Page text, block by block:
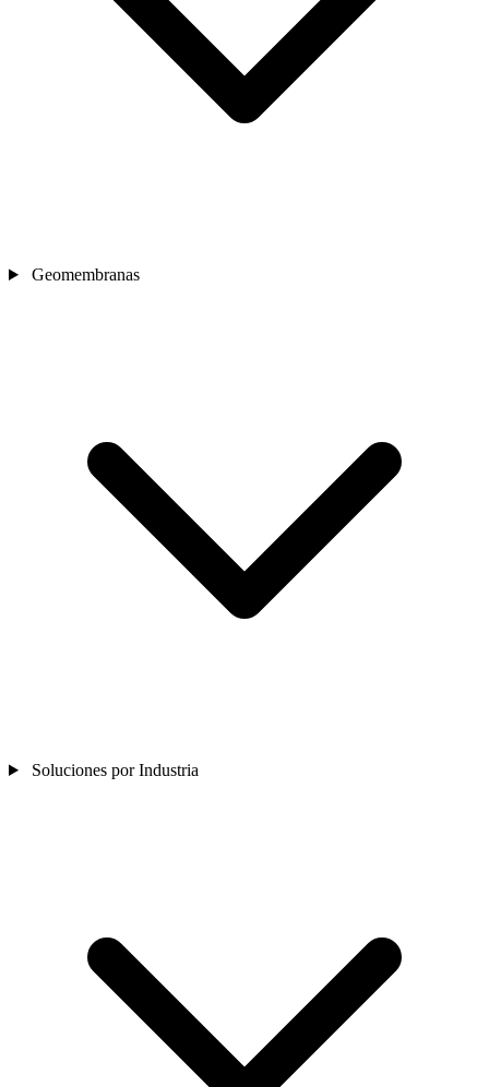
Geomembranas
Soluciones por Industria